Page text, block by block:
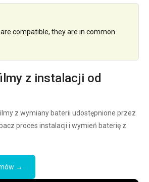
compatible, they are in common
z instalacji od
z wymiany baterii udostępnione przez
proces instalacji i wymień baterię z
→